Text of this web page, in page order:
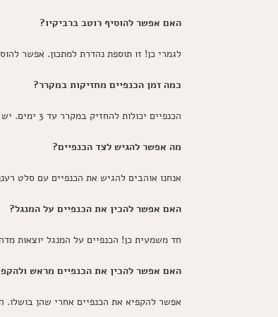
האם אפשר להוסיף רוטב ברביקיו?
לגמרי כן! זו תוספת נהדרת למתכון. אפשר
כמה זמן הכנפיים מחזיקות במקרר?
הכנפיים יכולות להחזיק במקרר עד 3 ימים. יש פשוט לחמם אותן בתנור כדי להחזיר את הקריספיות המדהימה שלהן.
מה אפשר להגיש לצד הכנפיים?
אנחנו אוהבים להגיש את הכנפיים עם סלט
האם אפשר להכין את הכנפיים על המנגל?
חד משמעית כן! הכנפיים על המנגל יוצאות
האם אפשר להכין את הכנפיים מראש
אפשר להקפיא את הכנפיים אחרי שהן בושלו. הוציאו מהמקפיא